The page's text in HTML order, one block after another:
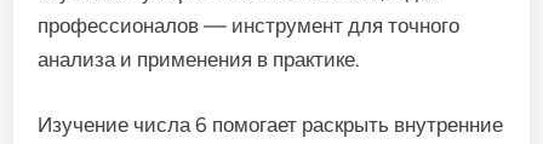
профессионалов — инструмент для точного
анализа и применения в практике.
Изучение числа 6 помогает раскрыть внутренние